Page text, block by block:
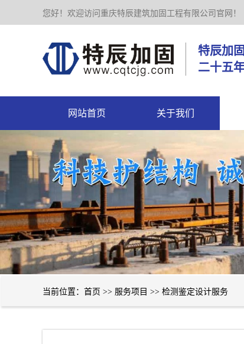
您好！欢迎访问重庆特辰建筑加固工程有限公司官网！
特辰
二十五
网站首页 关于我们
当前位置： 首页 >> 服务项目 >> 检测鉴定设计服务